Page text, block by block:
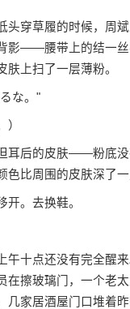
穿草履的时候，周斌
影——腰带上的结一丝
肤上扫了一层薄粉。
な。"
后的皮肤——粉底没
比周围的皮肤深了一
。去换鞋。
十点还没有完全醒来
擦玻璃门，一个老太
几家居酒屋门口堆着